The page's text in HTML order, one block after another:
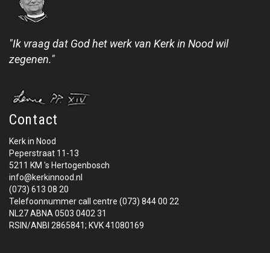
"Ik vraag dat God het werk van Kerk in Nood wil
zegenen."
Contact
Kerk in Nood
Peperstraat 11-13
5211 KM 's Hertogenbosch
info@kerkinnood.nl
(073) 613 08 20
Telefoonnummer call centre (073) 844 00 22
NL27 ABNA 0503 0402 31
RSIN/ANBI 2865841; KVK 41080169